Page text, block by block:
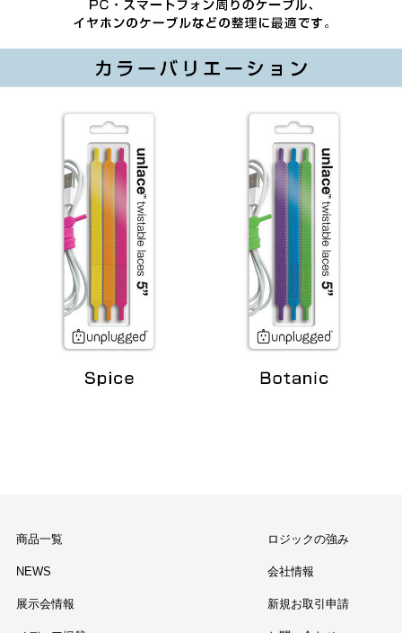
商品一覧
NEWS
展示会情報
ロジックの強み
会社情報
新規お取引申請